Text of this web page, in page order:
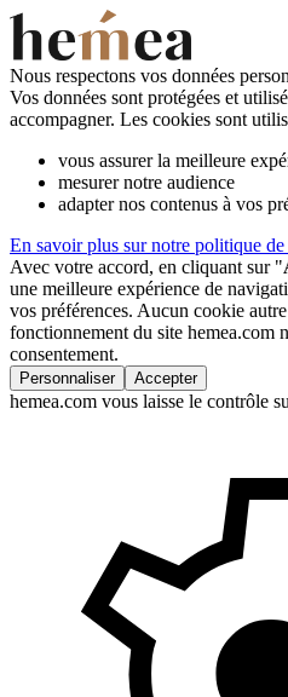
Nous respectons vos données
Vos données sont protégées et
accompagner. Les cookies sont
vous assurer la meilleure
mesurer notre audience
adapter nos contenus à vos
En savoir plus sur notre politique de
Avec votre accord, en cliquant sur "
une meilleure expérience de
vos préférences. Aucun cookie
fonctionnement du site hemea.com
consentement.
Personnaliser Accepter
hemea.com vous laisse le contrôle